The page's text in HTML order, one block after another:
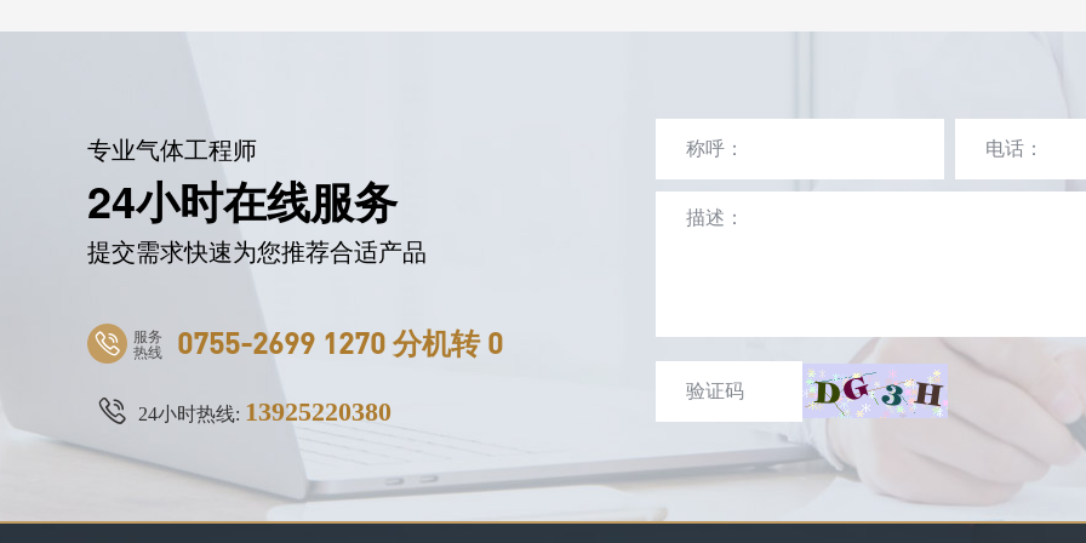
专业气体工程师
24小时在线服务
提交需求快速为您推荐合适产品
服务
热线 0755-2699 1270 分机转 0
24小时热线: 13925220380